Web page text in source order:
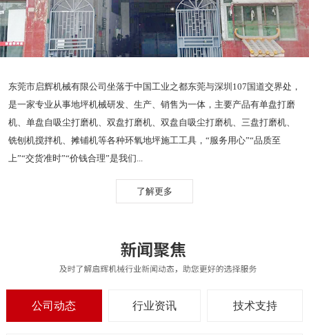
东莞市启辉机械有限公司坐落于中国工业之都东莞与深圳107国道交界处，
是一家专业从事地坪机械研发、生产、销售为一体，主要产品有单盘打磨
机、单盘自吸尘打磨机、双盘打磨机、双盘自吸尘打磨机、三盘打磨机、
铣刨机搅拌机、摊铺机等各种环氧地坪施工工具，“服务用心”“品质至
上”“交货准时”“价钱合理”是我们...
了解更多
公司动态 行业资讯 技术支持